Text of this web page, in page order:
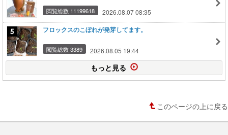
閲覧総数 11199618 2026.08.07 08:35
フロックスのこぼれが発芽してます。
閲覧総数 3389 2026.08.05 19:44
もっと見る
このページの上に戻る